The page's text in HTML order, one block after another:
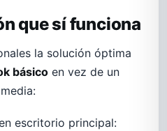
que sí funciona
la solución óptima
básico en vez de un
escritorio principal: